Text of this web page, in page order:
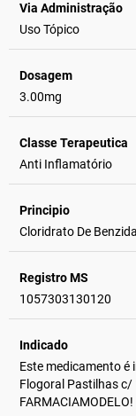
Via Administração
Uso Tópico
Dosagem
3.00mg
Classe Terapeutica
Anti Inflamatório
Principio
Cloridrato De
Registro MS
1057303130120
Indicado
Este medicamento
Flogoral Pastilhas c/
FARMACIAMODELO!